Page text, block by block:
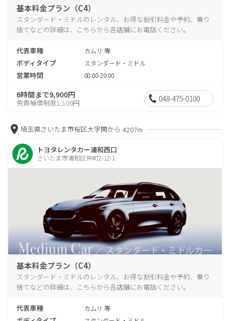
基本料金プラン（C4）
スタンダード・ミドルのレンタル、お得な割引料金や予約、乗り
捨てなどの詳細は、こちらから各店舗にお電話ください。
代表車種 カムリ 等
ボディタイプ スタンダード・ミドル
営業時間 08:00-20:00
6時間まで9,900円
免責補償制度1,100円 048-475-0100
埼玉県さいたま市桜区大字関から 4207m
トヨタレンタカー浦和西口
さいたま市浦和区仲町2-12-1
基本料金プラン（C4）
スタンダード・ミドルのレンタル、お得な割引料金や予約、乗り
捨てなどの詳細は、こちらから各店舗にお電話ください。
代表車種 カムリ 等